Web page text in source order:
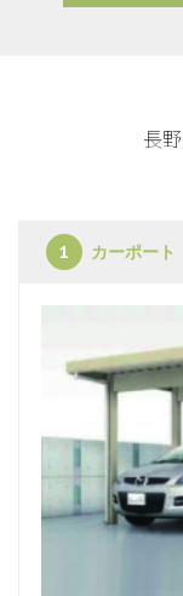
長
カーポート